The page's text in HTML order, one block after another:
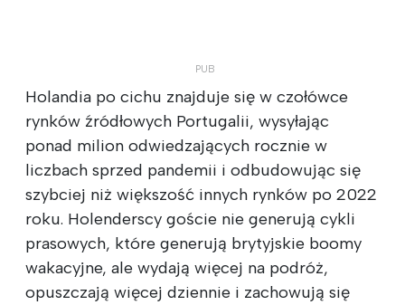
Holandia po cichu znajduje się w czołówce
rynków źródłowych Portugalii, wysyłając
ponad milion odwiedzających rocznie w
liczbach sprzed pandemii i odbudowując się
szybciej niż większość innych rynków po 2022
roku. Holenderscy goście nie generują cykli
prasowych, które generują brytyjskie boomy
wakacyjne, ale wydają więcej na podróż,
opuszczają więcej dziennie i zachowują się